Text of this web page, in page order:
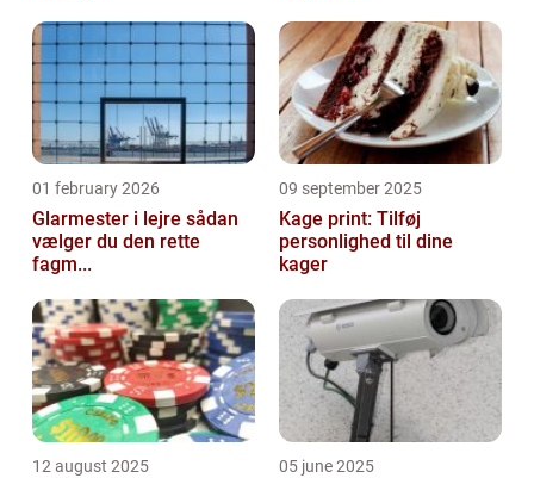
01 february 2026
Glarmester i lejre sådan
vælger du den rette
fagm...
09 september 2025
Kage print: Tilføj
personlighed til dine
kager
12 august 2025 05 june 2025